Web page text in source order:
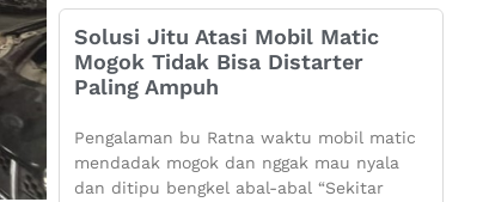
Solusi Jitu Atasi Mobil Matic
Mogok Tidak Bisa Distarter
Paling Ampuh
Pengalaman bu Ratna waktu mobil matic
mendadak mogok dan nggak mau nyala
dan ditipu bengkel abal-abal “Sekitar